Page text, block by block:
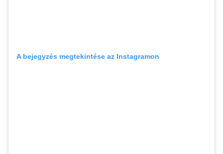
A bejegyzés megtekintése az Instagramon